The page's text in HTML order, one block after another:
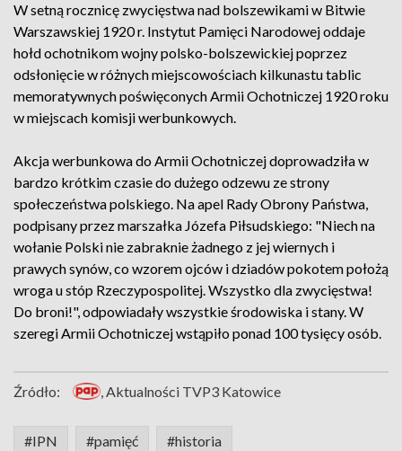
W setną rocznicę zwycięstwa nad bolszewikami w Bitwie
Warszawskiej 1920 r. Instytut Pamięci Narodowej oddaje
hołd ochotnikom wojny polsko-bolszewickiej poprzez
odsłonięcie w różnych miejscowościach kilkunastu tablic
memoratywnych poświęconych Armii Ochotniczej 1920 roku
w miejscach komisji werbunkowych.
Akcja werbunkowa do Armii Ochotniczej doprowadziła w
bardzo krótkim czasie do dużego odzewu ze strony
społeczeństwa polskiego. Na apel Rady Obrony Państwa,
podpisany przez marszałka Józefa Piłsudskiego: "Niech na
wołanie Polski nie zabraknie żadnego z jej wiernych i
prawych synów, co wzorem ojców i dziadów pokotem położą
wroga u stóp Rzeczypospolitej. Wszystko dla zwycięstwa!
Do broni!", odpowiadały wszystkie środowiska i stany. W
szeregi Armii Ochotniczej wstąpiło ponad 100 tysięcy osób.
Źródło: , Aktualności TVP3 Katowice
#IPN #pamięć #historia